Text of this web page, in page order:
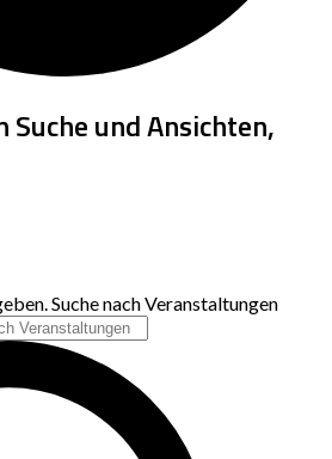
und Ansichten,
Suche nach Veranstaltungen